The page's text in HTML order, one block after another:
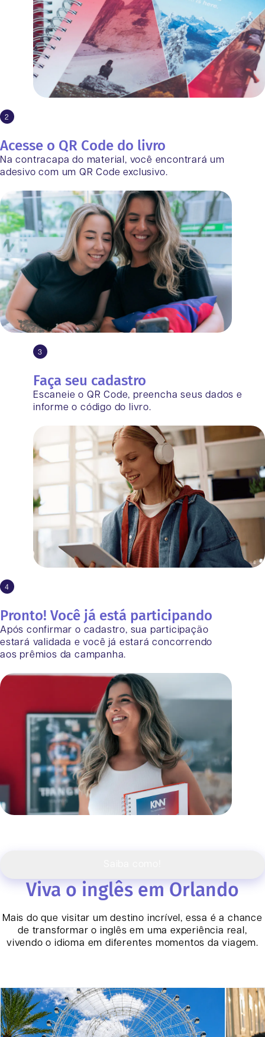
2
Acesse o QR Code do livro
Na contracapa do material, você encontrará um
adesivo com um QR Code exclusivo.
3
Faça seu cadastro
Escaneie o QR Code, preencha seus dados e
informe o código do livro.
4
Pronto! Você já está participando
Após confirmar o cadastro, sua participação
estará validada e você já estará concorrendo
aos prêmios da campanha.
Viva o inglês em Orlando
Mais do que visitar um destino incrível, essa é a chance
de transformar o inglês em uma experiência real,
vivendo o idioma em diferentes momentos da viagem.